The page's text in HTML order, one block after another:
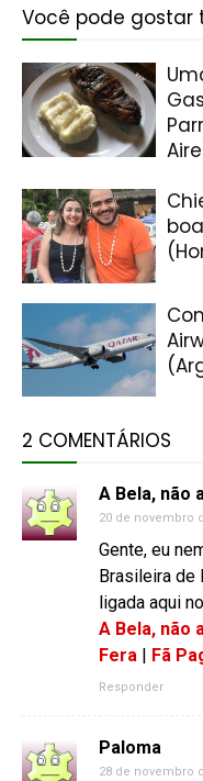
Você pode gostar
2 COMENTÁRIOS
A Bela, não
20 de novembro
Gente, eu
Brasileira de
ligada aqui
A Bela, não
Fera
Fã
Responder
Paloma
28 de novembro